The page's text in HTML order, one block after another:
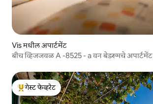
Vis मधील अपार्टमेंट
बीच व्हिजजवळ A -8525 - a वन बेडरूमचे अपार्टमेंट
टॉप गेस्ट फेव्हरेट
गेस्ट फेव्हरेट